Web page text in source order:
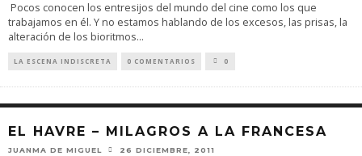
Pocos conocen los entresijos del mundo del cine como los que
trabajamos en él. Y no estamos hablando de los excesos, las prisas, la
alteración de los bioritmos...
LA ESCENA INDISCRETA 0 COMENTARIOS 0
EL HAVRE – MILAGROS A LA FRANCESA
JUANMA DE MIGUEL 26 DICIEMBRE, 2011